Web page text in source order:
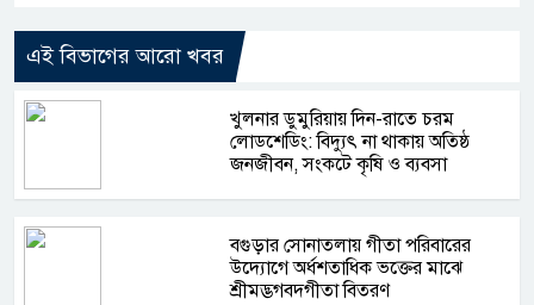
এই বিভাগের আরো খবর
খুলনার ডুমুরিয়ায় দিন-রাতে চরম
লোডশেডিং: বিদ্যুৎ না থাকায় অতিষ্ঠ
জনজীবন, সংকটে কৃষি ও ব্যবসা
বগুড়ার সোনাতলায় গীতা পরিবারের
উদ্যোগে অর্ধশতাধিক ভক্তের মাঝে
শ্রীমদ্ভগবদ্গীতা বিতরণ